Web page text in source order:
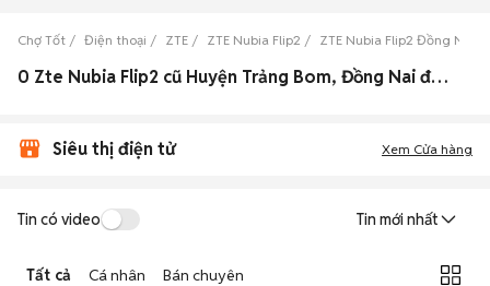
Chợ Tốt Điện thoại ZTE ZTE Nubia Flip2 ZTE Nubia Flip2 Đồng Nai
0 Zte Nubia Flip2 cũ Huyện Trảng Bom, Đồng Nai đẹp
Siêu thị điện tử Xem Cửa hàng
Tin có video Tin mới nhất
Tất cả Cá nhân Bán chuyên